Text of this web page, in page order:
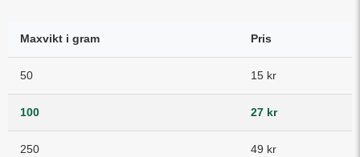
Maxvikt i gram Pris
50 15 kr
100 27 kr
250 49 kr